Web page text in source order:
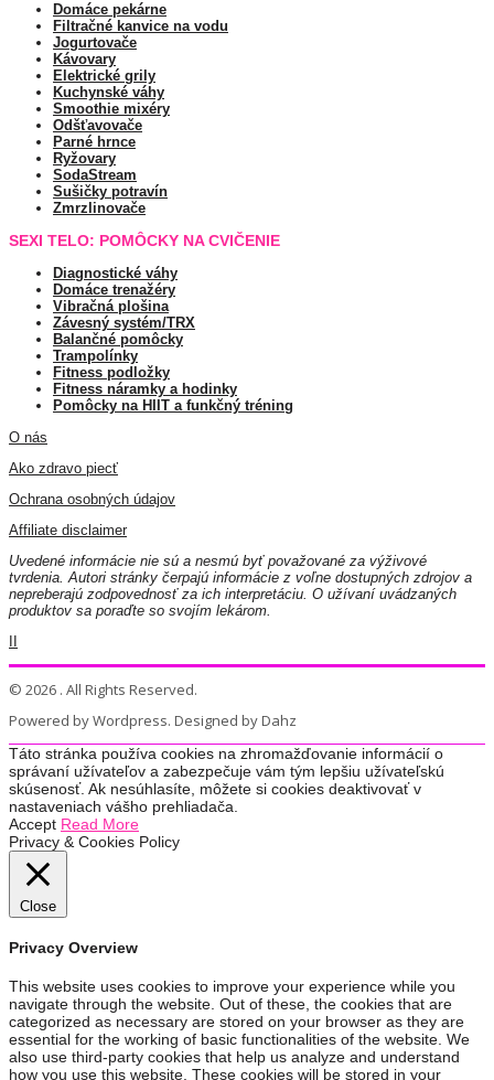
Domáce pekárne
Filtračné kanvice na vodu
Jogurtovače
Kávovary
Elektrické grily
Kuchynské váhy
Smoothie mixéry
Odšťavovače
Parné hrnce
Ryžovary
SodaStream
Sušičky potravín
Zmrzlinovače
SEXI TELO: POMÔCKY NA CVIČENIE
Diagnostické váhy
Domáce trenažéry
Vibračná plošina
Závesný systém/TRX
Balančné pomôcky
Trampolínky
Fitness podložky
Fitness náramky a hodinky
Pomôcky na HIIT a funkčný tréning
O nás
Ako zdravo piecť
Ochrana osobných údajov
Affiliate disclaimer
Uvedené informácie nie sú a nesmú byť považované za výživové
tvrdenia. Autori stránky čerpajú informácie z voľne dostupných zdrojov a
nepreberajú zodpovednosť za ich interpretáciu. O užívaní uvádzaných
produktov sa poraďte so svojím lekárom.
© 2026 . All Rights Reserved.
Powered by Wordpress. Designed by Dahz
Táto stránka používa cookies na zhromažďovanie informácií o
správaní užívateľov a zabezpečuje vám tým lepšiu užívateľskú
skúsenosť. Ak nesúhlasíte, môžete si cookies deaktivovať v
nastaveniach vášho prehliadača.
Accept Read More
Privacy & Cookies Policy
Close
Privacy Overview
This website uses cookies to improve your experience while you
navigate through the website. Out of these, the cookies that are
categorized as necessary are stored on your browser as they are
essential for the working of basic functionalities of the website. We
also use third-party cookies that help us analyze and understand
how you use this website. These cookies will be stored in your